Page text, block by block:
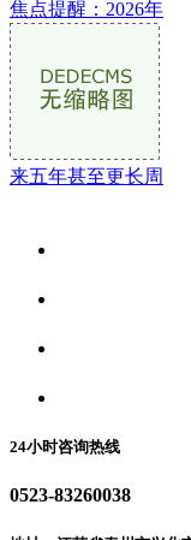
焦点提醒：2026年
来五年甚至更长周
24小时咨询热线
0523-83260038